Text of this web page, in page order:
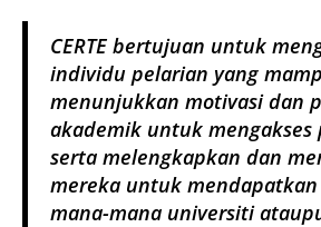
CERTE bertujuan untuk
individu pelarian yang
menunjukkan motivasi dan
akademik untuk mengakses
serta melengkapkan dan
mereka untuk
mana-mana universiti